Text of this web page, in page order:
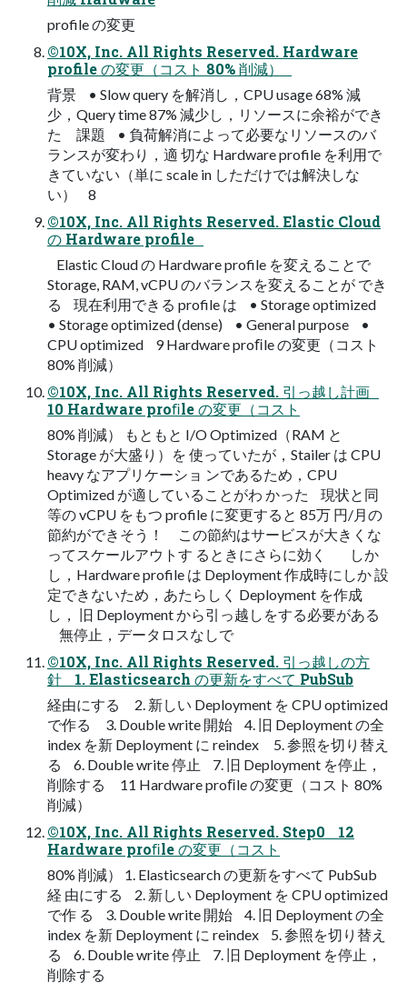
profile の変更
©10X, Inc. All Rights Reserved. Hardware
profile の変更（コスト 80% 削減）
背景 • Slow query を解消し，CPU usage 68% 減
少，Query time 87% 減少し，リソースに余裕ができ
た 課題 • 負荷解消によって必要なリソースのバ
ランスが変わり，適 切な Hardware profile を利用で
きていない（単に scale in しただけでは解決しな
い） 8
©10X, Inc. All Rights Reserved. Elastic Cloud
の Hardware profile
Elastic Cloud の Hardware profile を変えることで
Storage, RAM, vCPU のバランスを変えることが でき
る 現在利用できる profile は • Storage optimized
• Storage optimized (dense) • General purpose •
CPU optimized 9 Hardware proﬁle の変更（コスト
80% 削減）
©10X, Inc. All Rights Reserved. 引っ越し計画
10 Hardware proﬁle の変更（コスト
80% 削減） もともと I/O Optimized（RAM と
Storage が大盛り）を 使っていたが，Stailer は CPU
heavy なアプリケーショ ンであるため，CPU
Optimized が適していることがわ かった 現状と同
等の vCPU をもつ profile に変更すると 85万 円/月の
節約ができそう！ この節約はサービスが大きくな
ってスケールアウトす るときにさらに効く しか
し，Hardware profile は Deployment 作成時にしか 設
定できないため，あたらしく Deployment を作成
し， 旧 Deployment から引っ越しをする必要がある
無停止，データロスなしで
©10X, Inc. All Rights Reserved. 引っ越しの方
針 1. Elasticsearch の更新をすべて PubSub
経由にする 2. 新しい Deployment を CPU optimized
で作る 3. Double write 開始 4. 旧 Deployment の全
index を新 Deployment に reindex 5. 参照を切り替え
る 6. Double write 停止 7. 旧 Deployment を停止，
削除する 11 Hardware proﬁle の変更（コスト 80%
削減）
©10X, Inc. All Rights Reserved. Step0 12
Hardware proﬁle の変更（コスト
80% 削減） 1. Elasticsearch の更新をすべて PubSub
経 由にする 2. 新しい Deployment を CPU optimized
で作 る 3. Double write 開始 4. 旧 Deployment の全
index を新 Deployment に reindex 5. 参照を切り替え
る 6. Double write 停止 7. 旧 Deployment を停止，
削除する